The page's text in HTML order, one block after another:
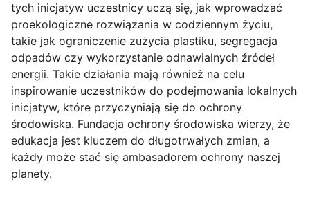
tych inicjatyw uczestnicy uczą się, jak wprowadzać
proekologiczne rozwiązania w codziennym życiu,
takie jak ograniczenie zużycia plastiku, segregacja
odpadów czy wykorzystanie odnawialnych źródeł
energii. Takie działania mają również na celu
inspirowanie uczestników do podejmowania lokalnych
inicjatyw, które przyczyniają się do ochrony
środowiska. Fundacja ochrony środowiska wierzy, że
edukacja jest kluczem do długotrwałych zmian, a
każdy może stać się ambasadorem ochrony naszej
planety.